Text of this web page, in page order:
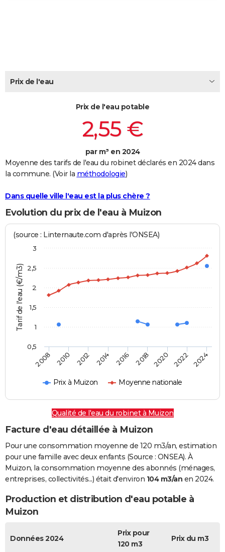
FORUM
Bricolage
Lifestyle
Culture
Sport
Auto
Television
Voyage
Cinema
Prix de l'eau
Prix de l'eau potable
2,55 €
par m³ en 2024
Moyenne des tarifs de l'eau du robinet déclarés en 2024 dans
la commune. (Voir la méthodologie)
Dans quelle ville l'eau est la plus chère ?
Evolution du prix de l'eau à Muizon
Tarif de l'eau (€/m3)
(source : Linternaute.com d'après l'ONSEA)
Prix à Muizon Moyenne nationale
2008 2010 2012 2014 2016 2018 2020 2022 2024
0,5
1
1,5
2
2,5
3
Qualité de l'eau du robinet à Muizon
Facture d'eau détaillée à Muizon
Pour une consommation moyenne de 120 m3/an, estimation
pour une famille avec deux enfants (Source : ONSEA). À
Muizon, la consommation moyenne des abonnés (ménages,
entreprises, collectivités...) était d'environ 104 m3/an en 2024.
Production et distribution d'eau potable à
Muizon
Données 2024
Prix pour
120 m3
Prix du m3